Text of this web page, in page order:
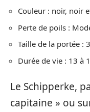
Couleur : noir, noir
Perte de poils :
Taille de la portée :
Durée de vie : 13 à
Le Schipperke,
capitaine » ou